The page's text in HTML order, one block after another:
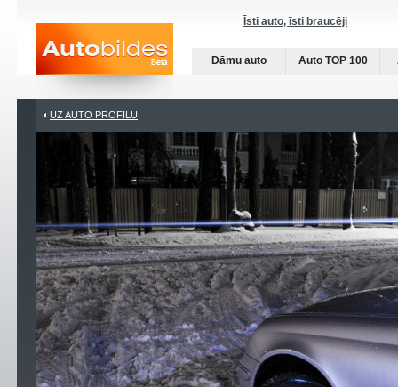
Īsti auto, īsti braucēji
Dāmu auto Auto TOP 100
UZ AUTO PROFILU